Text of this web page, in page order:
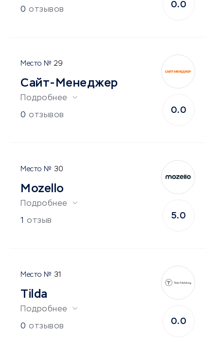
0 отзывов
0.0
29
Сайт-Менеджер
Подробнее
0 отзывов
0.0
30
Mozello
Подробнее
1 отзыв
5.0
31
Tilda
Подробнее
0 отзывов
0.0